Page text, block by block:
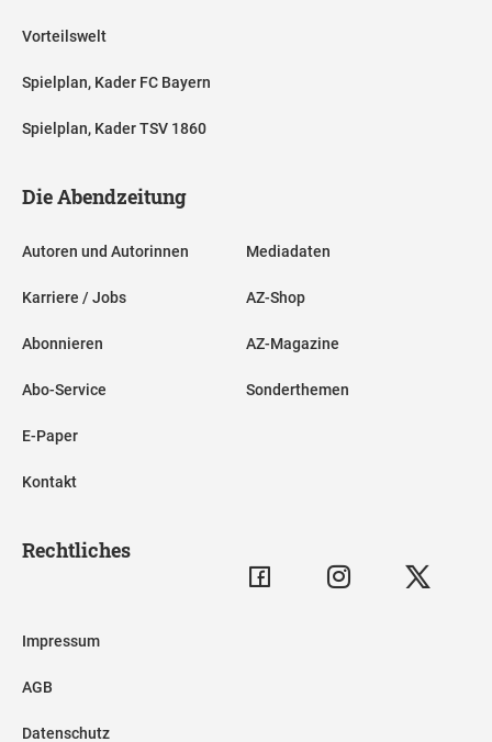
Vorteilswelt
Spielplan, Kader FC Bayern
Spielplan, Kader TSV 1860
Die Abendzeitung
Autoren und Autorinnen
Karriere / Jobs
Abonnieren
Abo-Service
E-Paper
Kontakt
Mediadaten
AZ-Shop
AZ-Magazine
Sonderthemen
Rechtliches
Impressum
AGB
Datenschutz